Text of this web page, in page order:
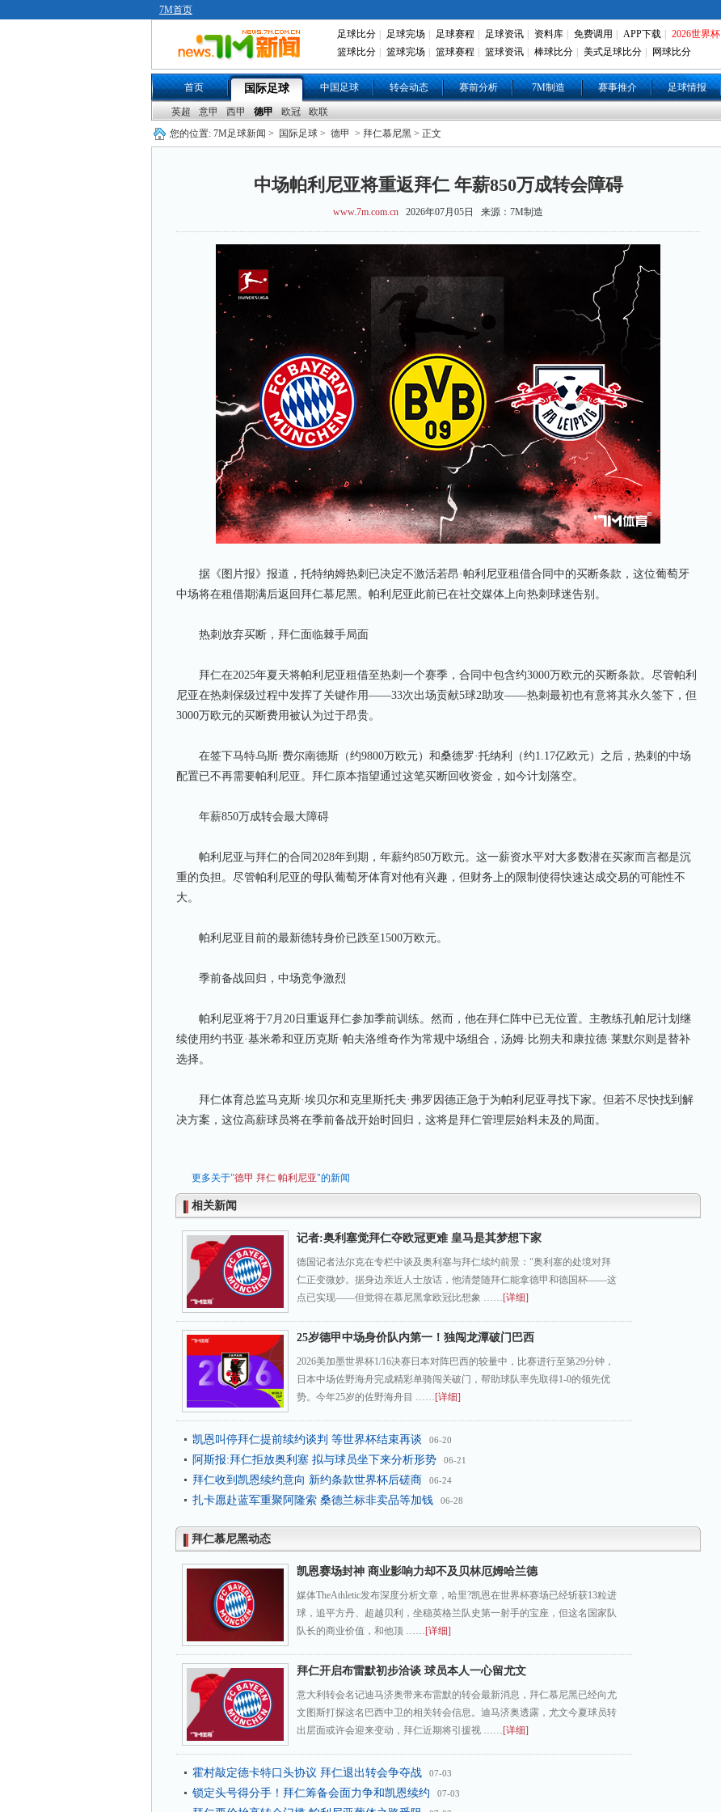
7M首页
足球比分 足球完场 足球赛程 足球资讯 资料库 免费调用 APP下载
2026世界杯
篮球比分
篮球完场 篮球赛程 篮球资讯 棒球比分 美式足球比分 网球比分
首页 国际足球 中国足球 转会动态 赛前分析 7M制造 赛事推介 足球情报
英超 意甲 西甲 德甲 欧冠
欧联
您的位置: 7M足球新闻 > 国际足球 > 德甲 > 拜仁慕尼黑 > 正文
中场帕利尼亚将重返拜仁 年薪850万成转会障碍
www.7m.com.cn 2026年07月05日 来源：7M制造
据《图片报》报道，托特纳姆热刺已决定不激活若昂·帕利尼亚租借合同中的买断条款，这位葡萄牙
中场将在租借期满后返回拜仁慕尼黑。帕利尼亚此前已在社交媒体上向热刺球迷告别。
热刺放弃买断，拜仁面临棘手局面
拜仁在2025年夏天将帕利尼亚租借至热刺一个赛季，合同中包含约3000万欧元的买断条款。尽管帕利
尼亚在热刺保级过程中发挥了关键作用——33次出场贡献5球2助攻——热刺最初也有意将其永久签下，但
3000万欧元的买断费用被认为过于昂贵。
在签下马特乌斯·费尔南德斯（约9800万欧元）和桑德罗·托纳利（约1.17亿欧元）之后，热刺的中场
配置已不再需要帕利尼亚。拜仁原本指望通过这笔买断回收资金，如今计划落空。
年薪850万成转会最大障碍
帕利尼亚与拜仁的合同2028年到期，年薪约850万欧元。这一薪资水平对大多数潜在买家而言都是沉
重的负担。尽管帕利尼亚的母队葡萄牙体育对他有兴趣，但财务上的限制使得快速达成交易的可能性不
大。
帕利尼亚目前的最新德转身价已跌至1500万欧元。
季前备战回归，中场竞争激烈
帕利尼亚将于7月20日重返拜仁参加季前训练。然而，他在拜仁阵中已无位置。主教练孔帕尼计划继
续使用约书亚·基米希和亚历克斯·帕夫洛维奇作为常规中场组合，汤姆·比朔夫和康拉德·莱默尔则是替补
选择。
拜仁体育总监马克斯·埃贝尔和克里斯托夫·弗罗因德正急于为帕利尼亚寻找下家。但若不尽快找到解
决方案，这位高薪球员将在季前备战开始时回归，这将是拜仁管理层始料未及的局面。
更多关于"德甲 拜仁 帕利尼亚"的新闻
相关新闻
记者:奥利塞觉拜仁夺欧冠更难 皇马是其梦想下家
德国记者法尔克在专栏中谈及奥利塞与拜仁续约前景："奥利塞的处境对拜
仁正变微妙。据身边亲近人士放话，他清楚随拜仁能拿德甲和德国杯——这
点已实现——但觉得在慕尼黑拿欧冠比想象 ……[详细]
25岁德甲中场身价队内第一！独闯龙潭破门巴西
2026美加墨世界杯1/16决赛日本对阵巴西的较量中，比赛进行至第29分钟，
日本中场佐野海舟完成精彩单骑闯关破门，帮助球队率先取得1-0的领先优
势。今年25岁的佐野海舟目 ……[详细]
凯恩叫停拜仁提前续约谈判 等世界杯结束再谈 06-20
阿斯报:拜仁拒放奥利塞 拟与球员坐下来分析形势 06-21
拜仁收到凯恩续约意向 新约条款世界杯后磋商 06-24
扎卡愿赴蓝军重聚阿隆索 桑德兰标非卖品等加钱 06-28
拜仁慕尼黑动态
凯恩赛场封神 商业影响力却不及贝林厄姆哈兰德
媒体TheAthletic发布深度分析文章，哈里?凯恩在世界杯赛场已经斩获13粒进
球，追平方丹、超越贝利，坐稳英格兰队史第一射手的宝座，但这名国家队
队长的商业价值，和他顶 ……[详细]
拜仁开启布雷默初步洽谈 球员本人一心留尤文
意大利转会名记迪马济奥带来布雷默的转会最新消息，拜仁慕尼黑已经向尤
文图斯打探这名巴西中卫的相关转会信息。迪马济奥透露，尤文今夏球员转
出层面或许会迎来变动，拜仁近期将引援视 ……[详细]
霍村敲定德卡特口头协议 拜仁退出转会争夺战 07-03
锁定头号得分手！拜仁筹备会面力争和凯恩续约 07-03